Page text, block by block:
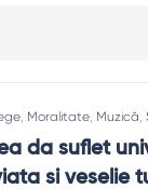
, Moralitate, Muzică
da suflet
si veselie